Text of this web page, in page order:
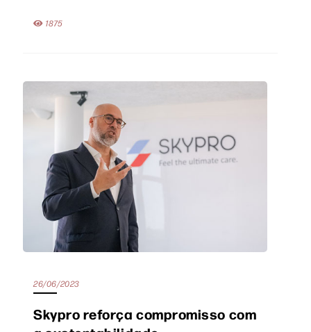
1875
26/06/2023
Skypro reforça compromisso com